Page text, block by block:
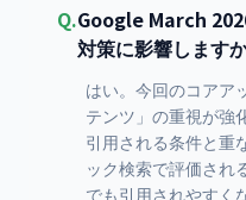
Q.Google March
対策に影響します
はい。今回のコアア
テンツ」の重視が強
引用される条件と重
ック検索で評価され
でも引用されやすく